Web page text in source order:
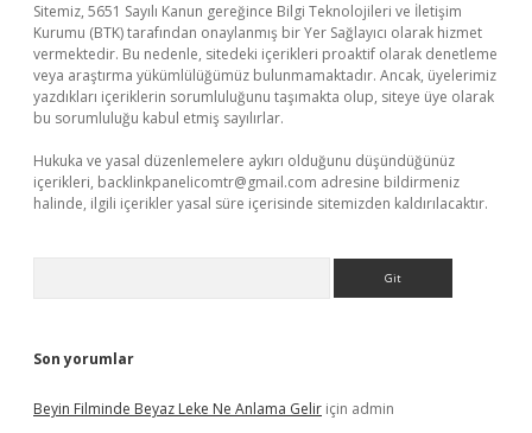
Sitemiz, 5651 Sayılı Kanun gereğince Bilgi Teknolojileri ve İletişim
Kurumu (BTK) tarafından onaylanmış bir Yer Sağlayıcı olarak hizmet
vermektedir. Bu nedenle, sitedeki içerikleri proaktif olarak denetleme
veya araştırma yükümlülüğümüz bulunmamaktadır. Ancak, üyelerimiz
yazdıkları içeriklerin sorumluluğunu taşımakta olup, siteye üye olarak
bu sorumluluğu kabul etmiş sayılırlar.
Hukuka ve yasal düzenlemelere aykırı olduğunu düşündüğünüz
içerikleri, backlinkpanelicomtr@gmail.com adresine bildirmeniz
halinde, ilgili içerikler yasal süre içerisinde sitemizden kaldırılacaktır.
Son yorumlar
Beyin Filminde Beyaz Leke Ne Anlama Gelir için admin